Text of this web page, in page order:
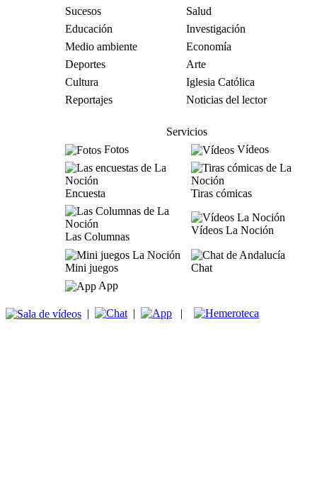
Sucesos
Salud
Educación
Investigación
Medio ambiente
Economía
Deportes
Arte
Cultura
Iglesia Católica
Reportajes
Noticias del lector
Servicios
Fotos
Vídeos
Encuesta Tiras cómicas
Las Columnas
Vídeos La Noción
Mini juegos
Chat
App
| | |